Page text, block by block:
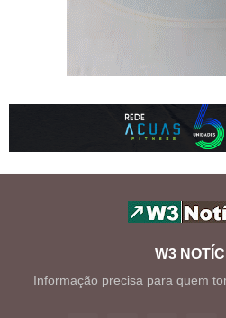
W3
Informação precisa para quem